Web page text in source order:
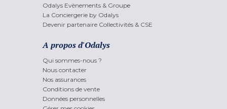
Odalys Evènements & Groupe
La Conciergerie by Odalys
Devenir partenaire Collectivités & CSE
A propos d'Odalys
Qui sommes-nous ?
Nous contacter
Nos assurances
Conditions de vente
Données personnelles